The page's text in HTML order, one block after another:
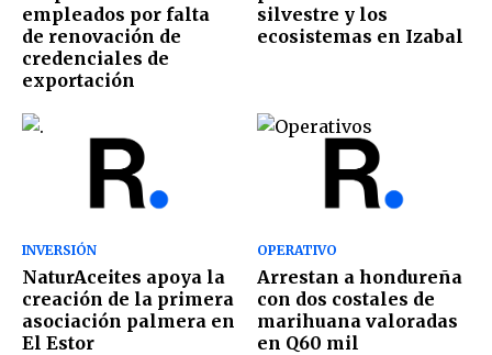
empleados por falta
de renovación de
credenciales de
exportación
silvestre y los
ecosistemas en Izabal
INVERSIÓN
NaturAceites apoya la
creación de la primera
asociación palmera en
El Estor
OPERATIVO
Arrestan a hondureña
con dos costales de
marihuana valoradas
en Q60 mil